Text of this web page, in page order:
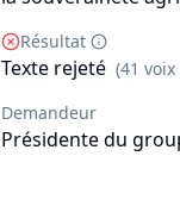
Résultat
Texte rejeté (41
Demandeur
Présidente du